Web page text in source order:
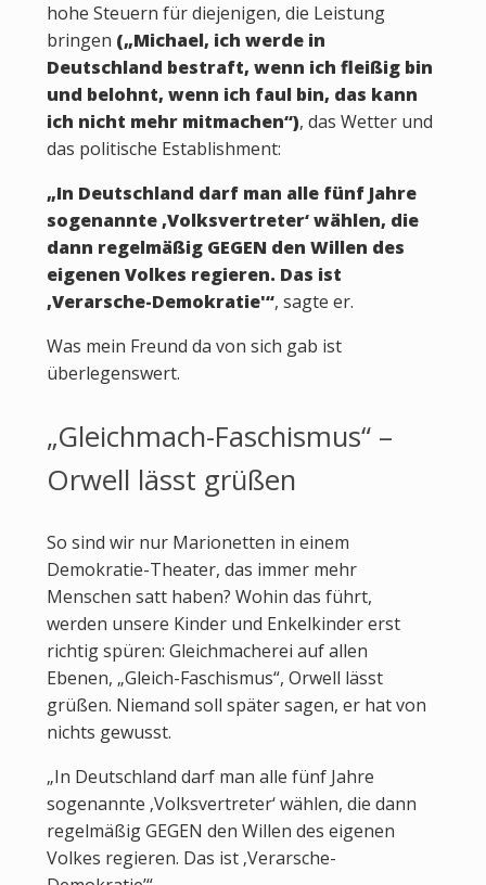
hohe Steuern für diejenigen, die Leistung
bringen („Michael, ich werde in
Deutschland bestraft, wenn ich fleißig bin
und belohnt, wenn ich faul bin, das kann
ich nicht mehr mitmachen“), das Wetter und
das politische Establishment:
„In Deutschland darf man alle fünf Jahre
sogenannte ‚Volksvertreter‘ wählen, die
dann regelmäßig GEGEN den Willen des
eigenen Volkes regieren. Das ist
‚Verarsche-Demokratie'“, sagte er.
Was mein Freund da von sich gab ist
überlegenswert.
„Gleichmach-Faschismus“ –
Orwell lässt grüßen
So sind wir nur Marionetten in einem
Demokratie-Theater, das immer mehr
Menschen satt haben? Wohin das führt,
werden unsere Kinder und Enkelkinder erst
richtig spüren: Gleichmacherei auf allen
Ebenen, „Gleich-Faschismus“, Orwell lässt
grüßen. Niemand soll später sagen, er hat von
nichts gewusst.
„In Deutschland darf man alle fünf Jahre
sogenannte ‚Volksvertreter‘ wählen, die dann
regelmäßig GEGEN den Willen des eigenen
Volkes regieren. Das ist ‚Verarsche-